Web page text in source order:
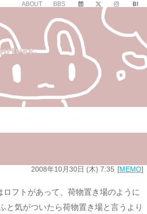
ABOUT BBS
けています。
2008年10月30日 (木) 7:35 MEMO
ロフトがあって、荷物置き場のように
と気がついたら荷物置き場と言うより